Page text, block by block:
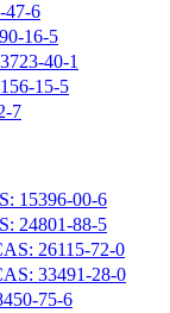
6
16-5
40-1
15-5
7
15396-00-6
24801-88-5
26115-72-0
33491-28-0
75-6